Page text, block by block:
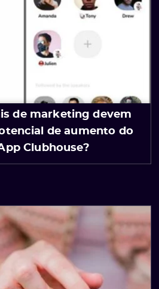
de marketing devem
de aumento do
Clubhouse?